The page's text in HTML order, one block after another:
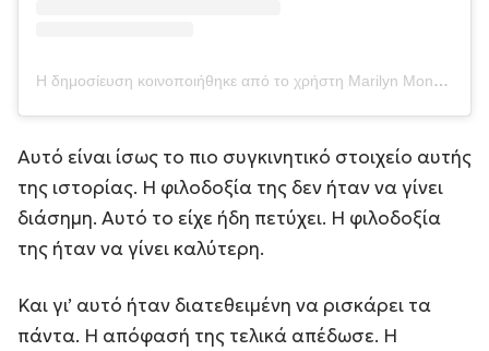
Η δημοσίευση κοινοποιήθηκε από το χρήστη Marilyn Monroe (@marilynmonroe)
Αυτό είναι ίσως το πιο συγκινητικό στοιχείο αυτής
της ιστορίας. Η φιλοδοξία της δεν ήταν να γίνει
διάσημη. Αυτό το είχε ήδη πετύχει. Η φιλοδοξία
της ήταν να γίνει καλύτερη.
Και γι’ αυτό ήταν διατεθειμένη να ρισκάρει τα
πάντα. Η απόφασή της τελικά απέδωσε. Η